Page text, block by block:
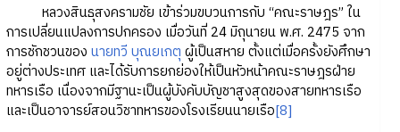
หลวงสินธุสงครามชัย เข้าร่วมขบวนการกับ “คณะราษฎร” ใน
การเปลี่ยนแปลงการปกครอง เมื่อวันที่ 24 มิถุนายน พ.ศ. 2475 จาก
การชักชวนของ นายทวี บุณยเกตุ ผู้เป็นสหาย ตั้งแต่เมื่อครั้งยังศึกษา
อยู่ต่างประเทศ และได้รับการยกย่องให้เป็นหัวหน้าคณะราษฎรฝ่าย
ทหารเรือ เนื่องจากมีฐานะเป็นผู้บังคับบัญชาสูงสุดของสายทหารเรือ
และเป็นอาจารย์สอนวิชาทหารของโรงเรียนนายเรือ[8]